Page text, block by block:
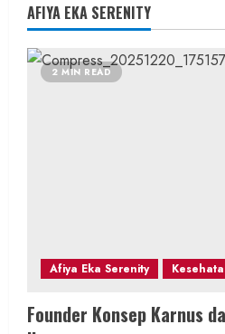
AFIYA EKA SERENITY
2 MIN READ
Afiya Eka Serenity
Founder Konsep Karnus